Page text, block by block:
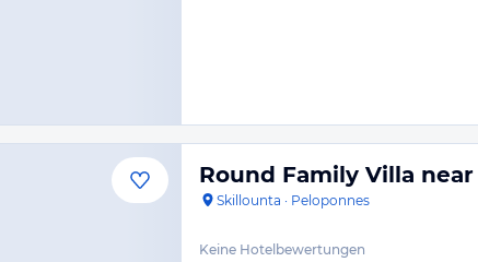
Round Family Villa
Skillounta · Peloponnes
Keine Hotelbewertungen